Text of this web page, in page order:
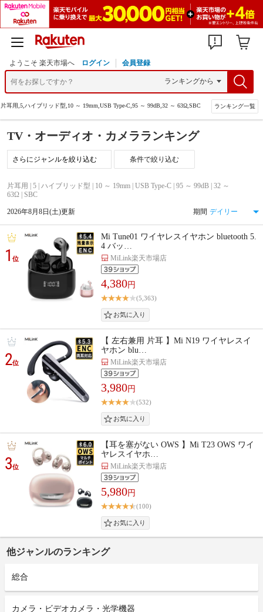
ようこそ 楽天市場へ ログイン 会員登録
片耳用,5,ハイブリッド型,10 ～ 19mm,USB Type-C,95 ～ 99dB,32 ～ 63Ω,SBC ランキング一覧
TV・オーディオ・カメラランキング
条件で絞り込む
片耳用 | 5 | ハイブリッド型 | 10 ～ 19mm | USB Type-C | 95 ～ 99dB | 32 ～
63Ω | SBC
2026年8月8日(土)更新 期間
1位
Mi Tune01 ワイヤレスイヤホン bluetooth 5.
4 バッ…
MiLink楽天市場店
4,380円
(5,363)
2位
【 左右兼用 片耳 】Mi N19 ワイヤレスイ
ヤホン blu…
MiLink楽天市場店
3,980円
(532)
3位
【耳を塞がない OWS 】Mi T23 OWS ワイ
ヤレスイヤホ…
MiLink楽天市場店
5,980円
(100)
他ジャンルのランキング
総合
カメラ・ビデオカメラ・光学機器